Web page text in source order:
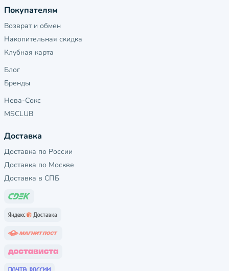
Покупателям
Возврат и обмен
Накопительная скидка
Клубная карта
Блог
Бренды
Нева-Сокс
MSCLUB
Доставка
Доставка по России
Доставка по Москве
Доставка в СПБ